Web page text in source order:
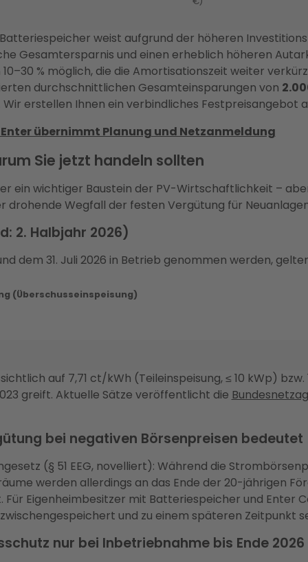
weist aufgrund der höheren
Gesamtersparnis und einen erheblich höheren
% möglich, die die Amortisationszeit weiter
durchschnittlichen Gesamteinsparungen von
erstellen Ihnen ein verbindliches Festpreisangebot
übernimmt Planung und Netzanmeldung
Sie jetzt handeln sollten
ein wichtiger Baustein der PV-Wirtschaftlichkeit –
drohende Wegfall der festen Vergütung für
2. Halbjahr 2026)
dem 31. Juli 2026 in Betrieb genommen werden,
(Überschusseinspeisung)
auf 7,71 ct/kWh (Teileinspeisung, ≤ 10 kWp)
greift. Aktuelle Sätze veröffentlicht die
bei negativen Börsenpreisen bedeutet
(§ 51 EEG, novelliert): Während die
werden allerdings an das Ende der 20-jährigen
Eigenheimbesitzer mit Batteriespeicher und Enter
und zu einem späteren Zeitpunkt
nur bei Inbetriebnahme bis Ende 2026